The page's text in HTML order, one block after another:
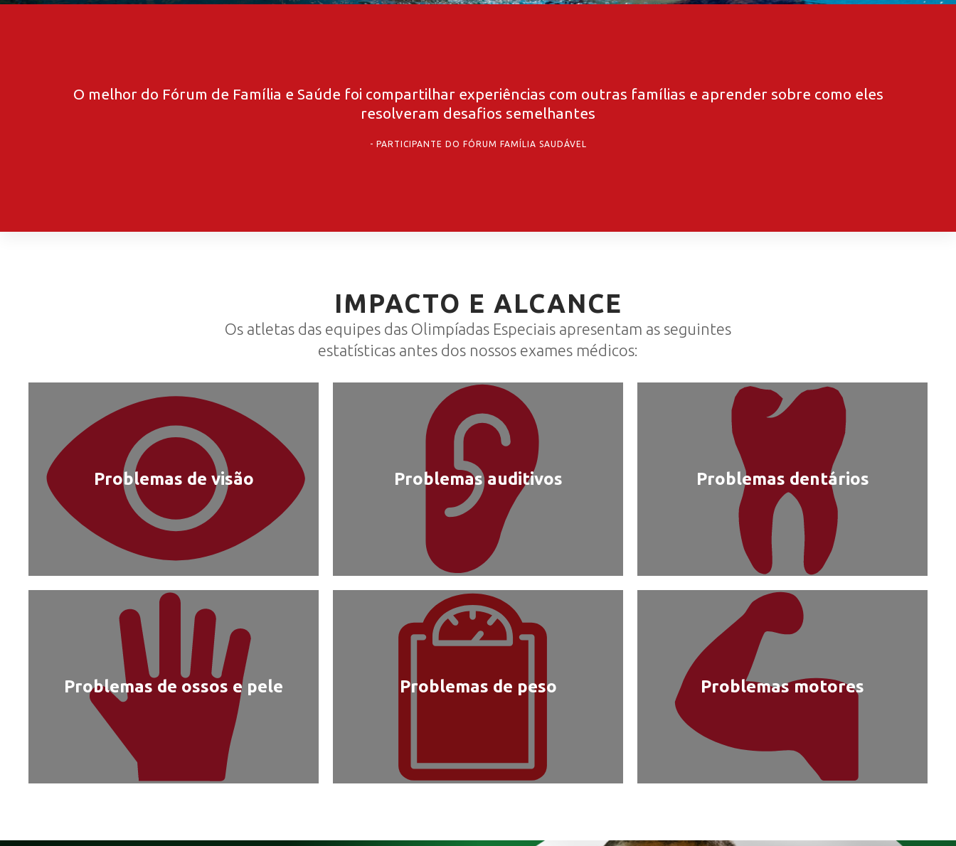
O melhor do Fórum de Família e Saúde foi compartilhar experiências com outras famílias e aprender sobre como eles
resolveram desafios semelhantes
PARTICIPANTE DO FÓRUM FAMÍLIA SAUDÁVEL
IMPACTO E ALCANCE
Os atletas das equipes das Olimpíadas Especiais apresentam as seguintes
estatísticas antes dos nossos exames médicos:
Problemas de visão Problemas auditivos Problemas dentários
Problemas de ossos e pele Problemas de peso Problemas motores